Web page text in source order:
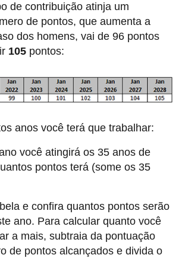
de contribuição atinja um
de pontos, que aumenta a
dos homens, vai de 96 pontos
105 pontos:
anos você terá que trabalhar:
você atingirá os 35 anos de
pontos terá (some os 35
e confira quantos pontos serão
ano. Para calcular quanto você
a mais, subtraia da pontuação
de pontos alcançados e divida o